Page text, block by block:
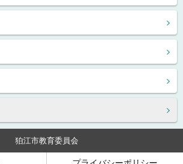
狛江市教育委員会